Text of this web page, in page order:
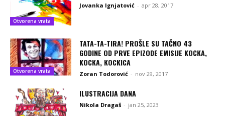
Otvorena vrata
Jovanka Ignjatović - apr 28, 2017
Otvorena vrata
TATA-TA-TIRA! PROŠLE SU TAČNO 43
GODINE OD PRVE EPIZODE EMISIJE KOCKA,
KOCKA, KOCKICA
Zoran Todorović - nov 29, 2017
ILUSTRACIJA DANA
Nikola Dragaš - jan 25, 2023